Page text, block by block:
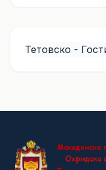
Тетовско -